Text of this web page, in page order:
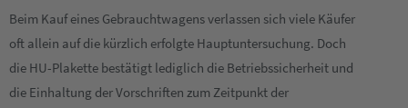
Beim Kauf eines Gebrauchtwagens verlassen sich viele Käufer
oft allein auf die kürzlich erfolgte Hauptuntersuchung. Doch
die HU-Plakette bestätigt lediglich die Betriebssicherheit und
die Einhaltung der Vorschriften zum Zeitpunkt der